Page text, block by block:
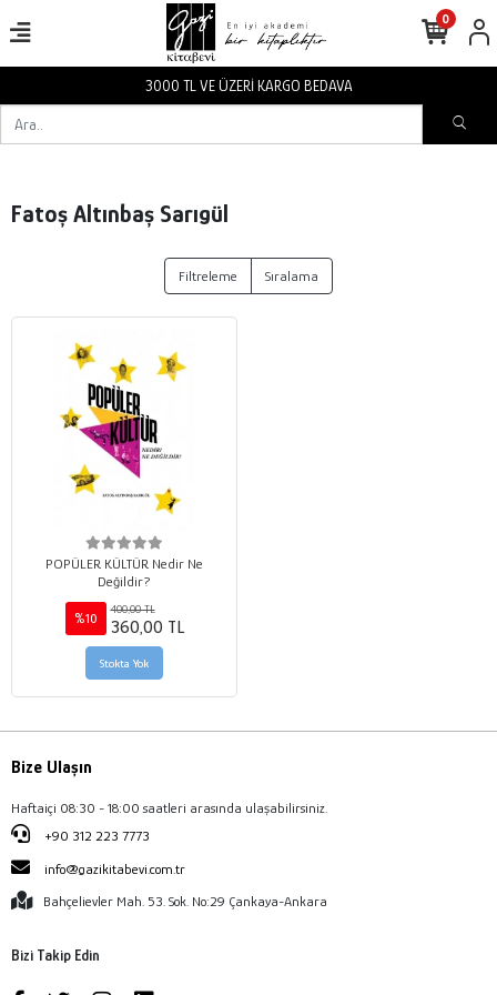
3000 TL VE ÜZERİ KARGO BEDAVA
0
Fatoş Altınbaş Sarıgül
Filtreleme Sıralama
POPÜLER KÜLTÜR Nedir Ne
Değildir?
%10
400,00 TL
360,00 TL
Stokta Yok
Bize Ulaşın
Haftaiçi 08:30 - 18:00 saatleri arasında ulaşabilirsiniz.
+90 312 223 7773
info@gazikitabevi.com.tr
Bahçelievler Mah. 53. Sok. No:29 Çankaya-Ankara
Bizi Takip Edin